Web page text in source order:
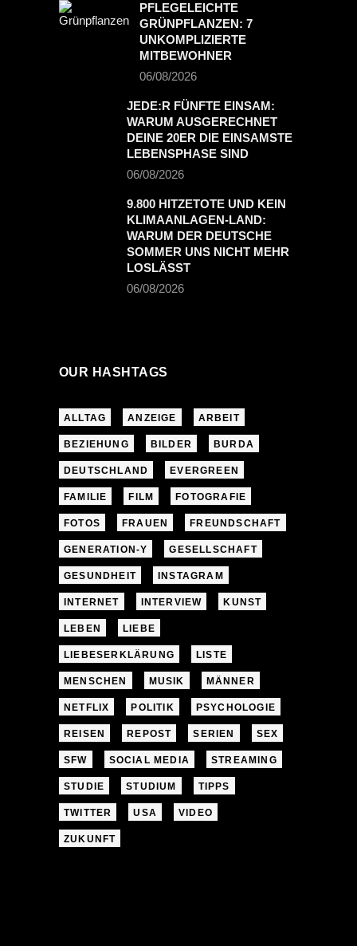
PFLEGELEICHTE
GRÜNPFLANZEN: 7
UNKOMPLIZIERTE
MITBEWOHNER
06/08/2026
JEDE:R FÜNFTE EINSAM:
WARUM AUSGERECHNET
DEINE 20ER DIE EINSAMSTE
LEBENSPHASE SIND
06/08/2026
9.800 HITZETOTE UND KEIN
KLIMAANLAGEN-LAND:
WARUM DER DEUTSCHE
SOMMER UNS NICHT MEHR
LOSLÄSST
06/08/2026
OUR HASHTAGS
ALLTAG ANZEIGE ARBEIT
BEZIEHUNG BILDER BURDA
DEUTSCHLAND EVERGREEN
FAMILIE FILM FOTOGRAFIE
FOTOS FRAUEN FREUNDSCHAFT
GENERATION-Y GESELLSCHAFT
GESUNDHEIT INSTAGRAM
INTERNET INTERVIEW KUNST
LEBEN LIEBE
LIEBESERKLÄRUNG LISTE
MENSCHEN MUSIK MÄNNER
NETFLIX POLITIK PSYCHOLOGIE
REISEN REPOST SERIEN SEX
SFW SOCIAL MEDIA STREAMING
STUDIE STUDIUM TIPPS
TWITTER USA VIDEO
ZUKUNFT